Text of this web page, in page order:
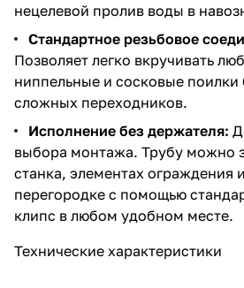
нецелевой пролив воды в
Стандартное резьбовое
Позволяет легко вкручивать
ниппельные и сосковые поилки
сложных переходников.
Исполнение без держателя:
выбора монтажа. Трубу можно
станка, элементах ограждения
перегородке с помощью
клипс в любом удобном месте.
Технические характеристики